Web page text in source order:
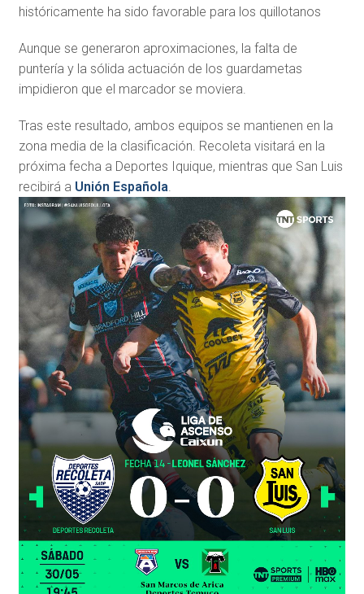
históricamente ha sido favorable para los quillotanos
Aunque se generaron aproximaciones, la falta de
puntería y la sólida actuación de los guardametas
impidieron que el marcador se moviera.
Tras este resultado, ambos equipos se mantienen en la
zona media de la clasificación. Recoleta visitará en la
próxima fecha a Deportes Iquique, mientras que San Luis
recibirá a Unión Española